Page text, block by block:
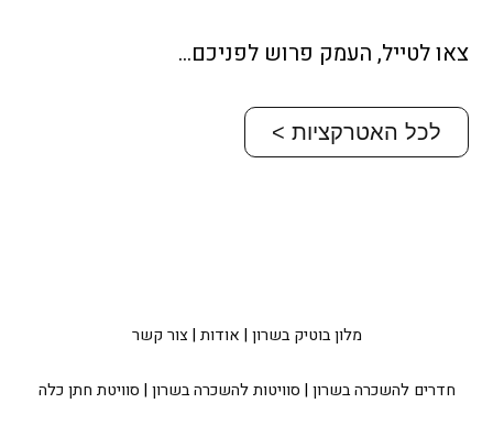
צאו לטייל, העמק פרוש לפניכם…
לכל האטרקציות >
מלון בוטיק בשרון | אודות |צור קשר
חדרים להשכרה בשרון | סוויטות להשכרה בשרון | סוויטת חתן כלה